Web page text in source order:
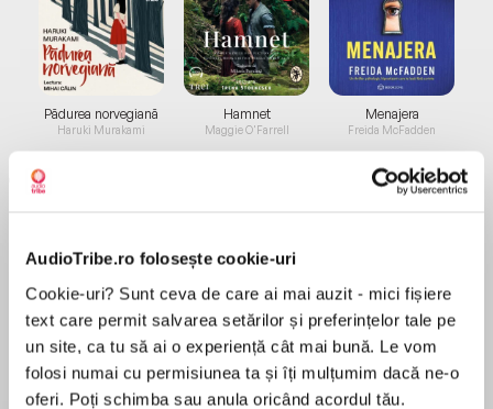
AudioTribe.ro folosește cookie-uri
Cookie-uri? Sunt ceva de care ai mai auzit - mici fișiere
text care permit salvarea setărilor și preferințelor tale pe
un site, ca tu să ai o experiență cât mai bună. Le vom
folosi numai cu permisiunea ta și îți mulțumim dacă ne-o
oferi. Poți schimba sau anula oricând acordul tău.
Pădurea norvegiană
Haruki Murakami
Elita de Argint (Elita
de...
Dani Francis
Hamnet
Maggie O'Farrell
Diavolul se îmbracă de
la...
Lauren Weisberger
Menajera
Freida McFadden
Migdală
Sohn Won-pyung